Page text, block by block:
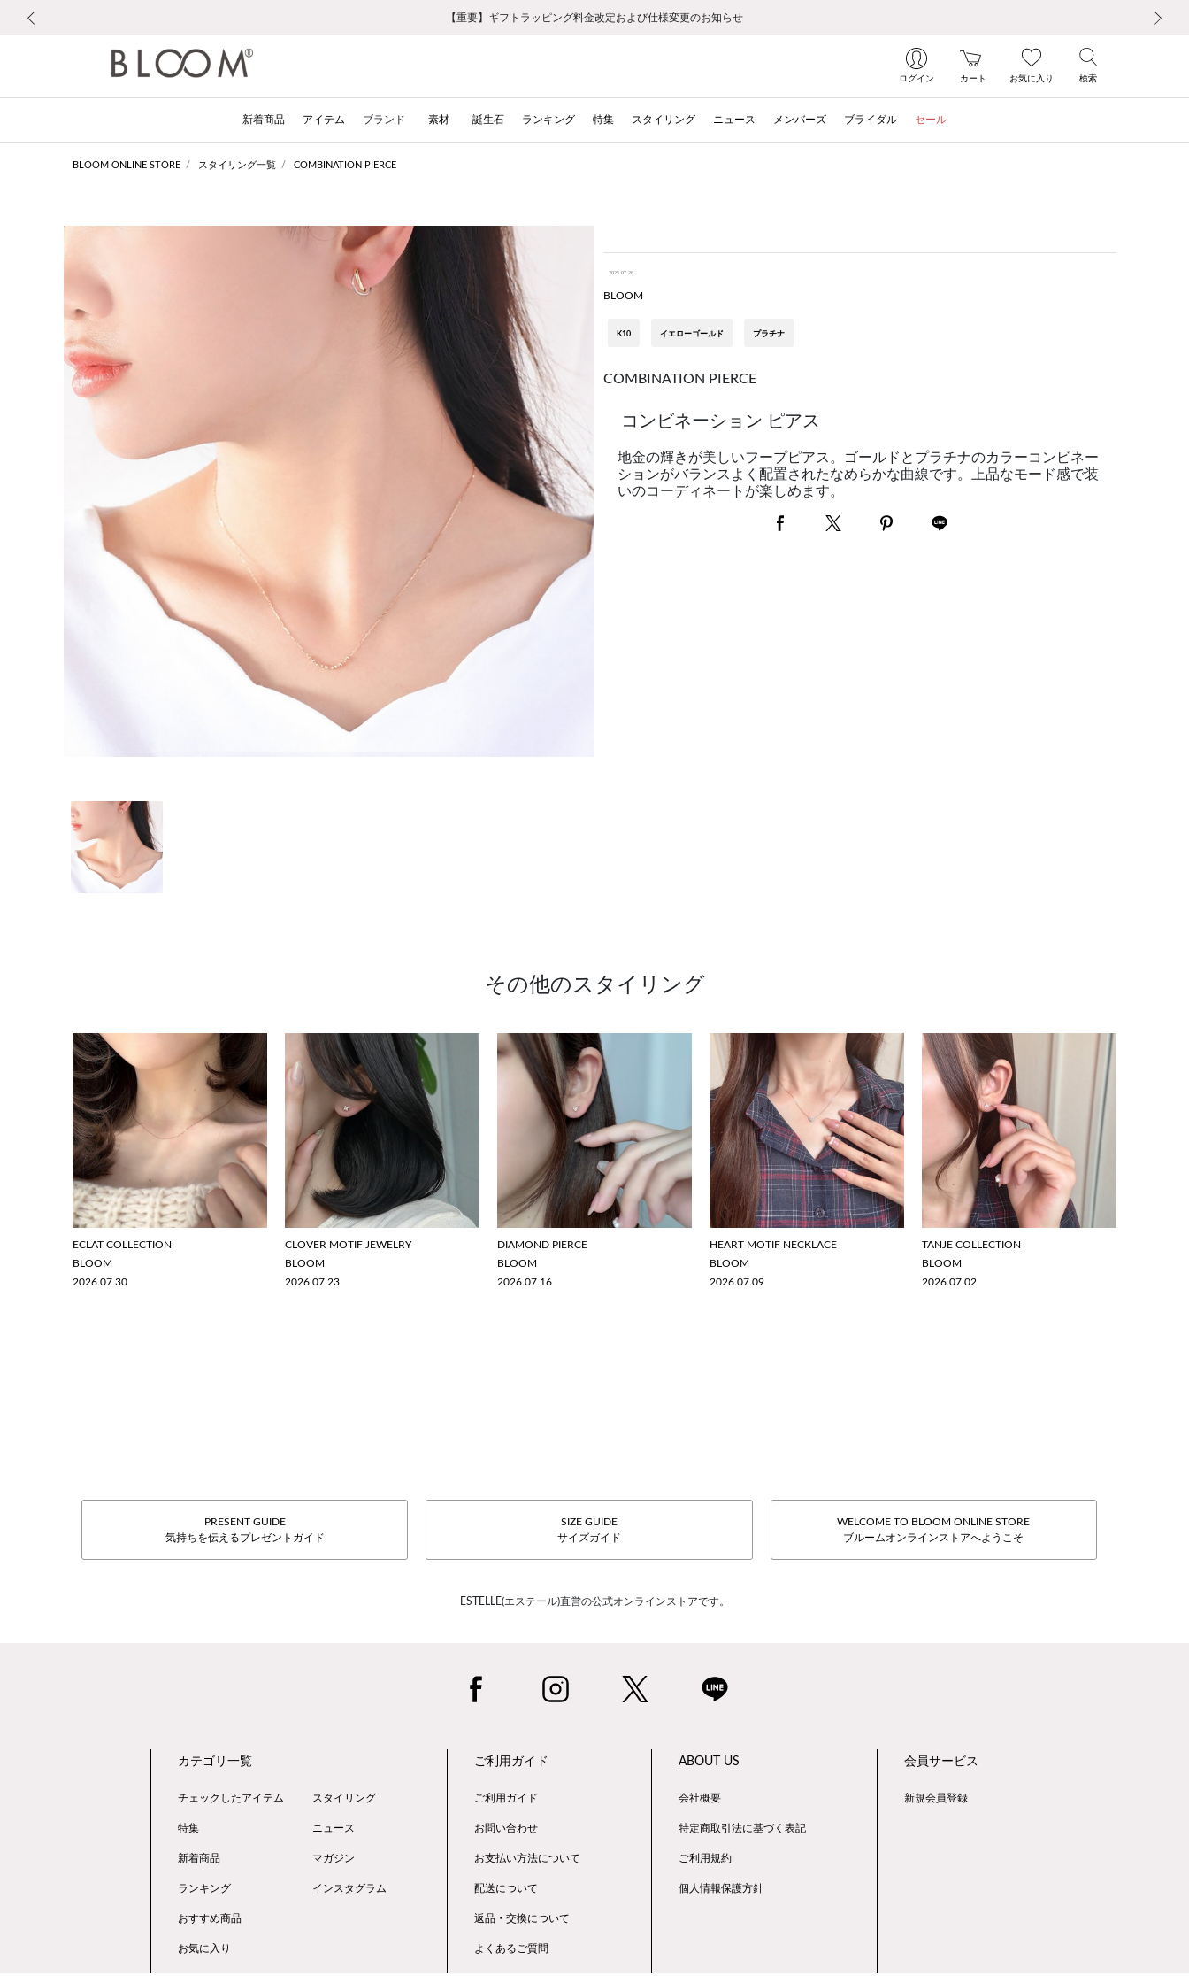
お修理・アフターサービスのご案内
【重要】令和８年熊本地震に伴う集配への影響について
【重要】ギフトラッピング料金改定および仕様変更のお知らせ
【重要】夏季休業の営業についてのご案内
税込5,500円以上で送料無料｜最短24時間以内に発送
新規会員登録で1000ポイントプレゼント！
LINE友だち登録で500円クーポンプレゼント
会員限定！レビュー投稿で100ポイントプレゼント
お修理・アフターサービスのご案内
【重要】令和８年熊本地震に伴う集配への影響について
ログイン カート お気に入り 検索
新着商品 アイテム ブランド 素材 誕生石 ランキング 特集 スタイリング ニュース メンバーズ ブライダル セール
BLOOM ONLINE STORE スタイリング一覧 COMBINATION PIERCE
2025.07.26
BLOOM
K10 イエローゴールド プラチナ
COMBINATION PIERCE
コンビネーション ピアス
地金の輝きが美しいフープピアス。ゴールドとプラチナのカラーコンビネー
ションがバランスよく配置されたなめらかな曲線です。上品なモード感で装
いのコーディネートが楽しめます。
その他のスタイリング
ECLAT COLLECTION
BLOOM
2026.07.30
CLOVER MOTIF JEWELRY
BLOOM
2026.07.23
DIAMOND PIERCE
BLOOM
2026.07.16
HEART MOTIF NECKLACE
BLOOM
2026.07.09
TANJE COLLECTION
BLOOM
2026.07.02
PRESENT GUIDE
気持ちを伝えるプレゼントガイド
SIZE GUIDE
サイズガイド
WELCOME TO BLOOM ONLINE STORE
ブルームオンラインストアへようこそ
ESTELLE(エステール)直営の公式オンラインストアです。
カテゴリ一覧
チェックしたアイテム
特集
新着商品
ランキング
おすすめ商品
お気に入り
スタイリング
ニュース
マガジン
インスタグラム
ご利用ガイド
ご利用ガイド
お問い合わせ
お支払い方法について
配送について
返品・交換について
よくあるご質問
ABOUT US
会社概要
特定商取引法に基づく表記
ご利用規約
個人情報保護方針
会員サービス
新規会員登録